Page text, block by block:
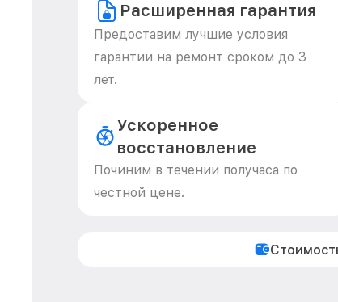
Расширенная гарантия
Предоставим лучшие условия
гарантии на ремонт сроком до 3
лет.
Ускоренное
восстановление
Починим в течении получаса по
честной цене.